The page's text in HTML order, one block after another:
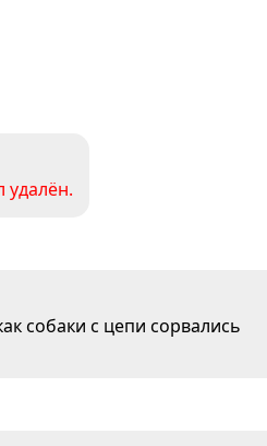
удалён.
собаки с цепи сорвались